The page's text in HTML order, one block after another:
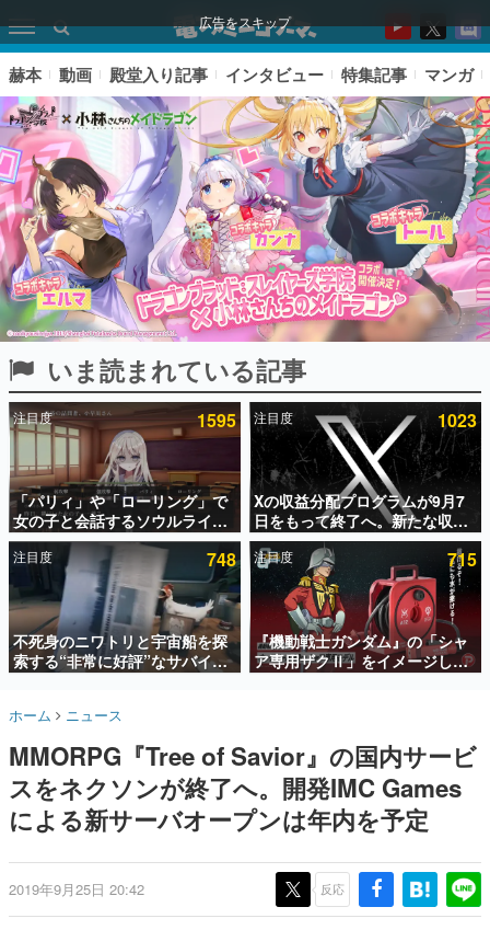
広告をスキップ
ピックアップ
電ファミのいま読まれている記事ランキング
アプリセール情報
インタビュー
連載・特集一覧
殿堂入り記事
SNS拡散数が数千以上！ ページビュー数万以上！ などな
ど。多くの人々に読まれた、電ファミ渾身の“殿堂入り”記
事をまとめました。
名作ゲームクリエイターの方々に製作時のエピソードをお
きます。
赫本
この物語を解いてはいけない。『赫本』は、〈試験問題〉
の形をした短編ホラー小説集です。
これからのデジタルゲーム市場を担う若きクリエイター達
の姿を追い、彼らのルーツと情熱を探っていきます。
赫本 動画 殿堂入り記事 インタビュー 特集記事 マンガ
いま読まれている記事
注目度 1595
「パリィ」や「ローリング」で
女の子と会話するソウルライク
恋愛ゲーム『小早川さんはソウ
ルライク』無料公開。返事に失
敗すると「YOU DIED」
注目度 1023
Xの収益分配プログラムが9月7
日をもって終了へ。新たな収益
化制度「Original Content
Rewards Program」を発表
注目度 748
不死身のニワトリと宇宙船を探
索する“非常に好評”なサバイバ
ルゲーム『Breathedge』が無
月10日まで
注目度 715
『機動戦士ガンダム』の「シャ
ア専用ザクⅡ」をイメージした
散水ホースリールが予約開始。
ホーム ニュース
MMORPG『Tree of Savior』の国内サービ
スをネクソンが終了へ。開発IMC Games
による新サーバオープンは年内を予定
2019年9月25日 20:42 反応